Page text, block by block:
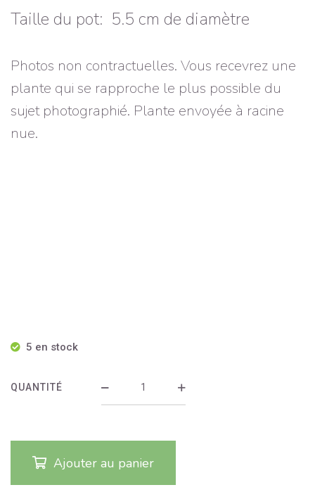
Taille du pot: 5.5 cm de diamètre
Photos non contractuelles. Vous recevrez une
plante qui se rapproche le plus possible du
sujet photographié. Plante envoyée à racine
nue.
5 en stock
QUANTITÉ
Ajouter au panier